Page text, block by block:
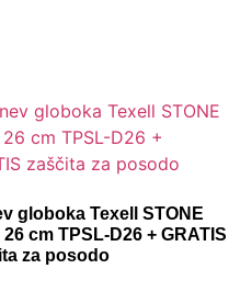
globoka Texell STONE
26 cm TPSL-D26 + GRATIS
za posodo